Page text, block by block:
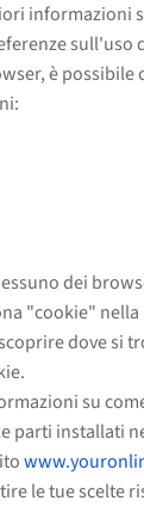
informazioni
sull'uso
è possibile
dei
"cookie"
dove si
su
parti installati
le tue scelte